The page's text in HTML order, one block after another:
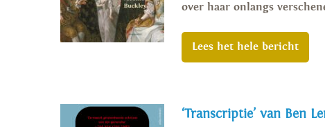
over haar onlangs
Lees het hele bericht
‘Transcriptie’ van Ben